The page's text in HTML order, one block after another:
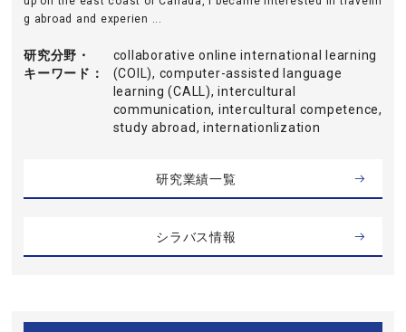
g abroad and experien ...
研究分野・
キーワード
collaborative online international learning
(COIL), computer-assisted language
learning (CALL), intercultural
communication, intercultural competence,
study abroad, internationlization
研究業績一覧
シラバス情報